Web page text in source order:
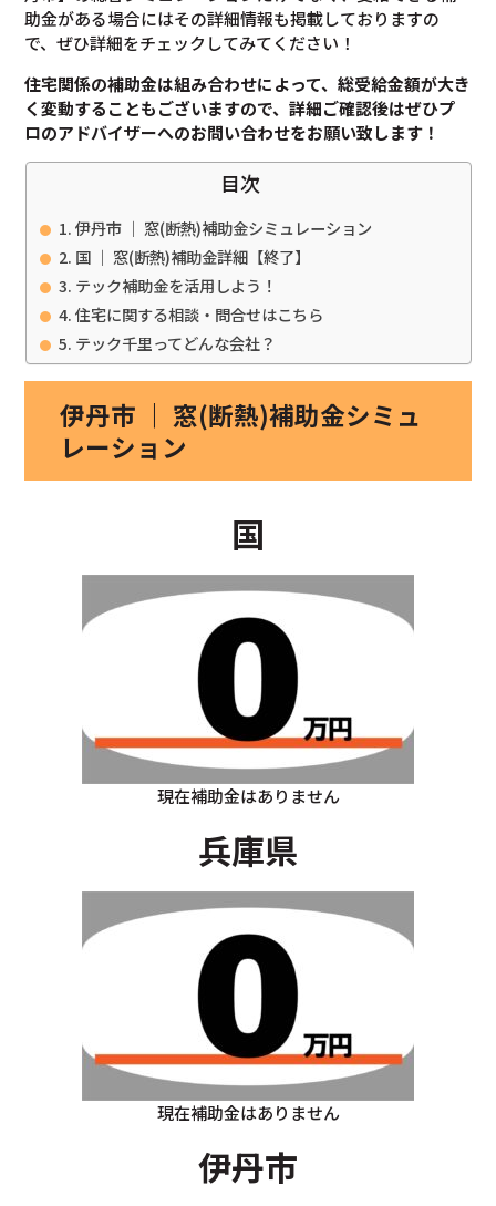
助金がある場合にはその詳細情報も掲載しておりますの
で、ぜひ詳細をチェックしてみてください！
住宅関係の補助金は組み合わせによって、総受給金額が大き
く変動することもございますので、詳細ご確認後はぜひプ
ロのアドバイザーへのお問い合わせをお願い致します！
目次
伊丹市 ｜ 窓(断熱)補助金シミュレーション
国 ｜ 窓(断熱)補助金詳細【終了】
テック補助金を活用しよう！
住宅に関する相談・問合せはこちら
テック千里ってどんな会社？
伊丹市 ｜ 窓(断熱)補助金シミュ
レーション
国
現在補助金はありません
兵庫県
現在補助金はありません
伊丹市